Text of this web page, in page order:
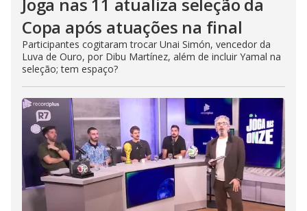
Copa após atuações na final
Participantes cogitaram trocar Unai Simón, vencedor da
Luva de Ouro, por Dibu Martínez, além de incluir Yamal na
seleção; tem espaço?